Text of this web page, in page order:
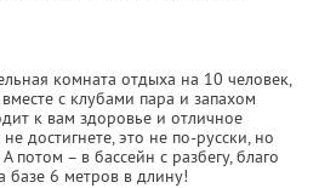
комната отдыха на 10 человек,
с клубами пара и запахом
к вам здоровье и отличное
достигнете, это не по-русски, но
потом – в бассейн с разбегу, благо
базе 6 метров в длину!